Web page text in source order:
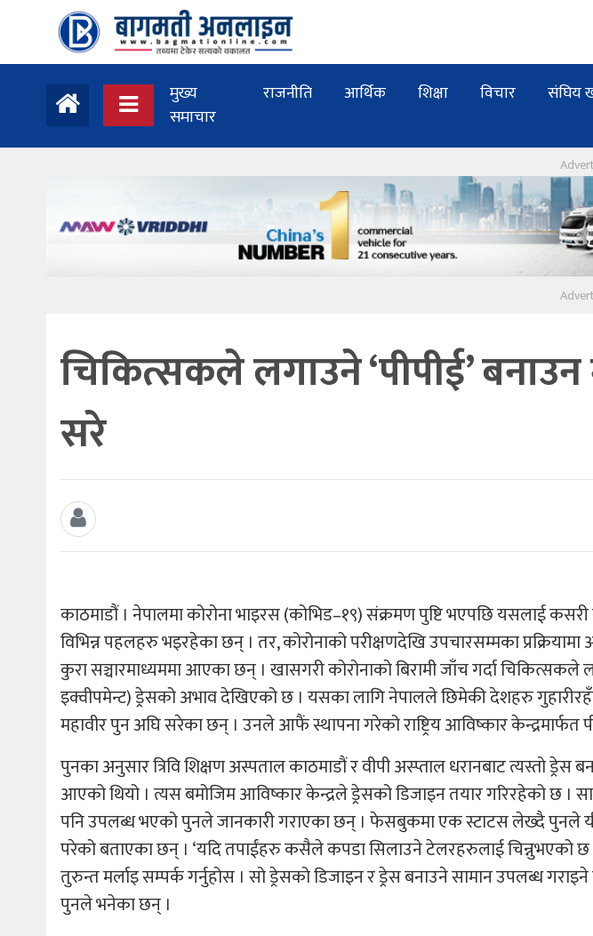
मुख्य
समाचार
राजनीति आर्थिक शिक्षा विचार संघिय
चिकित्सकले लगाउने ‘पीपीई’
सरे
काठमाडौं । नेपालमा कोरोना भाइरस (कोभिड–१९) संक्रमण पुष्टि भएपछि यसलाई कसरी
विभिन्न पहलहरु भइरहेका छन् । तर, कोरोनाको परीक्षणदेखि उपचारसम्मका
कुरा सञ्चारमाध्यममा आएका छन् । खासगरी कोरोनाको बिरामी जाँच गर्दा चिकित्सकले
इक्वीपमेन्ट) ड्रेसको अभाव देखिएको छ । यसका लागि नेपालले छिमेकी देशहरु
महावीर पुन अघि सरेका छन् । उनले आफैं स्थापना गरेको राष्ट्रिय आविष्कार केन्द्रमार्फत
पुनका अनुसार त्रिवि शिक्षण अस्पताल काठमाडौं र वीपी अस्प्ताल धरानबाट त्यस्तो ड्रेस
आएको थियो । त्यस बमोजिम आविष्कार केन्द्रले ड्रेसको डिजाइन तयार गरिरहेको छ ।
पनि उपलब्ध भएको पुनले जानकारी गराएका छन् । फेसबुकमा एक स्टाटस लेख्दै पुनले
परेको बताएका छन् । ‘यदि तपाईंहरु कसैले कपडा सिलाउने टेलरहरुलाई चिन्नुभएको छ
तुरुन्त मर्लाइ सम्पर्क गर्नुहोस । सो ड्रेसको डिजाइन र ड्रेस बनाउने सामान उपलब्ध
पुनले भनेका छन् ।